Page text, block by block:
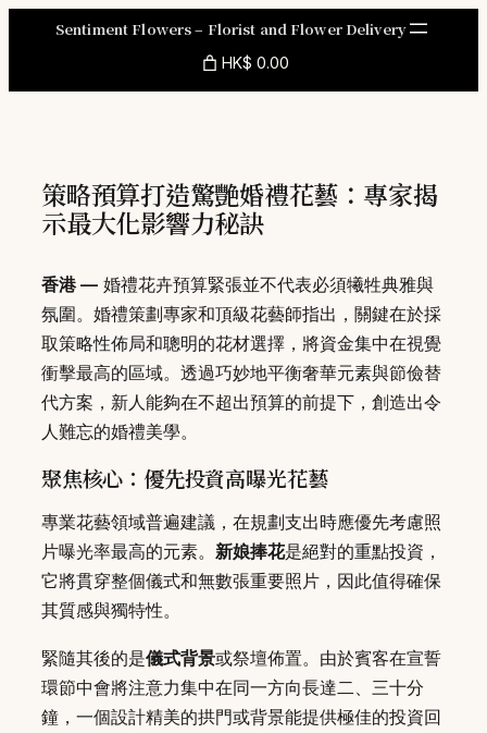
Sentiment Flowers – Florist and Flower Delivery
HK$ 0.00
策略預算打造驚艷婚禮花藝：專家揭
示最大化影響力秘訣
香港 — 婚禮花卉預算緊張並不代表必須犧牲典雅與
氛圍。婚禮策劃專家和頂級花藝師指出，關鍵在於採
取策略性佈局和聰明的花材選擇，將資金集中在視覺
衝擊最高的區域。透過巧妙地平衡奢華元素與節儉替
代方案，新人能夠在不超出預算的前提下，創造出令
人難忘的婚禮美學。
聚焦核心：優先投資高曝光花藝
專業花藝領域普遍建議，在規劃支出時應優先考慮照
片曝光率最高的元素。 新娘捧花是絕對的重點投資，
它將貫穿整個儀式和無數張重要照片，因此值得確保
其質感與獨特性。
緊隨其後的是儀式背景或祭壇佈置。由於賓客在宣誓
環節中會將注意力集中在同一方向長達二、三十分
鐘，一個設計精美的拱門或背景能提供極佳的投資回